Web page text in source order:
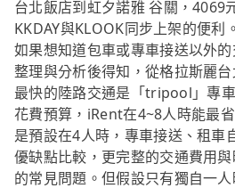
台北飯店到虹夕諾雅 谷關，
KKDAY與KLOOK同步上架的便利。
如果想知道包車或專車接送以外
整理與分析後得知，從格拉斯麗
最快的陸路交通是「tripool」專
花費預算，iRent在4~8人時能最
是預設在4人時，專車接送、租車
優缺點比較，更完整的交通費用
的常見問題。但假設只有獨自一